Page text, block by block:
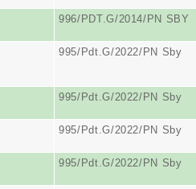
996/PDT.G/2014/PN SBY
995/Pdt.G/2022/PN Sby
995/Pdt.G/2022/PN Sby
995/Pdt.G/2022/PN Sby
995/Pdt.G/2022/PN Sby